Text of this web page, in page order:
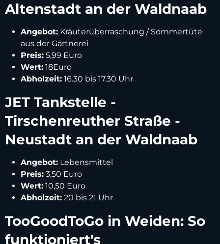
Altenstadt an der Waldnaab
Angebot: Kräuterüberraschung / Sommertüte
aus der Gärtnerei
Preis: 5,99 Euro
Wert: 18Euro
Abholzeit: 16.30 bis 17.30 Uhr
JET Tankstelle -
Tirschenreuther Straße -
Neustadt an der Waldnaab
Angebot: Lebensmittel
Preis: 3,50 Euro
Wert: 10,50 Euro
Abholzeit: 20 bis 21 Uhr
TooGoodToGo in Weiden: So
funktioniert's